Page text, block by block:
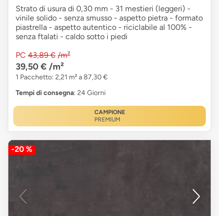
Strato di usura di 0,30 mm - 31 mestieri (leggeri) -
vinile solido - senza smusso - aspetto pietra - formato
piastrella - aspetto autentico - riciclabile al 100% -
senza ftalati - caldo sotto i piedi
PC 43,89 € /m²
39,50 € /m²
1 Pacchetto: 2,21 m² a 87,30 €
Tempi di consegna: 24 Giorni
CAMPIONE
PREMIUM
-20 %